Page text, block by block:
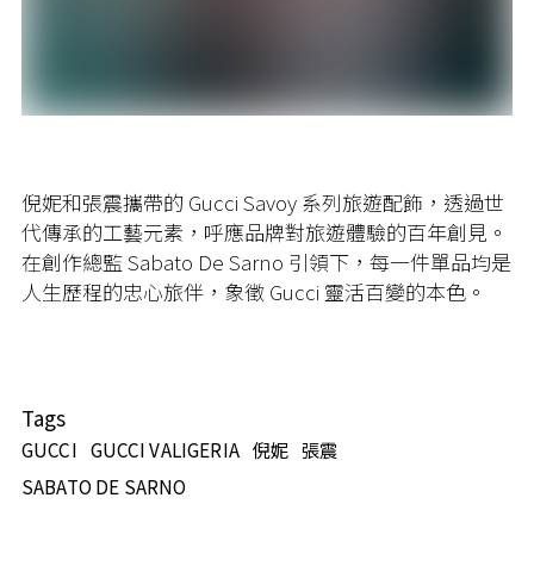
倪妮和張震攜帶的 Gucci Savoy 系列旅遊配飾，透過世
代傳承的工藝元素，呼應品牌對旅遊體驗的百年創見。
在創作總監Sabato De Sarno 引領下，每一件單品均是
人生歷程的忠心旅伴，象徵 Gucci 靈活百變的本色。
Tags
GUCCI GUCCI VALIGERIA 倪妮 張震
SABATO DE SARNO